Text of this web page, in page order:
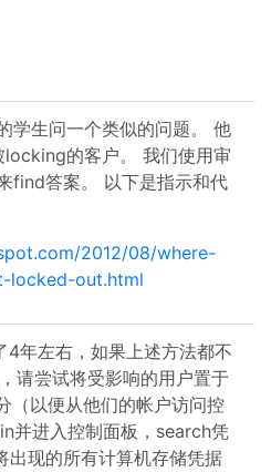
学生问一个类似的问题。 他
的客户。 我们使用审
find答案。 以下是指示和代
2012/08/where-
locked-out.html
4年左右，如果上述方法都不
请尝试将受影响的用户置于
（以便从他们的帐户访问控
并进入控制面板，search凭
出现的所有计算机存储凭据